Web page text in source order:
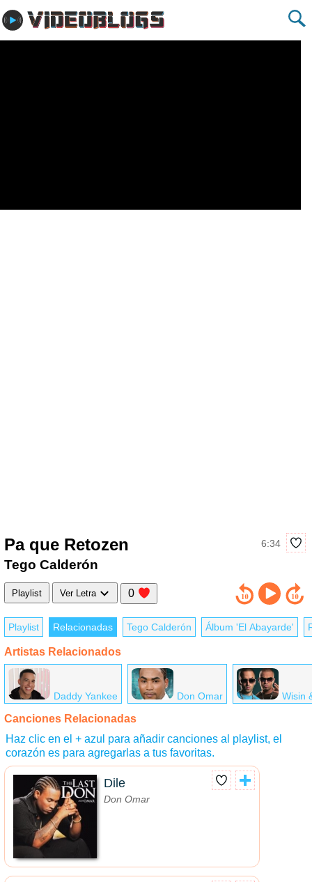
Pa que Retozen 6:34
Tego Calderón
Playlist Ver Letra 0
Playlist Relacionadas Tego Calderón Álbum 'El Abayarde'
Artistas Relacionados
Daddy Yankee Don Omar Wisin
Canciones Relacionadas
Haz clic en el + azul para añadir canciones al playlist, el
corazón es para agregarlas a tus favoritas.
Dile
Don Omar